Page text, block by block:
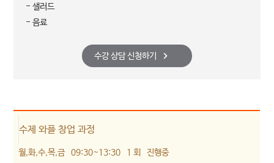
- 샐러드
- 음료
수강 상담 신청하기
수제 와플 창업 과정
월,화,수,목,금 09:30~13:30 1 회 진행중